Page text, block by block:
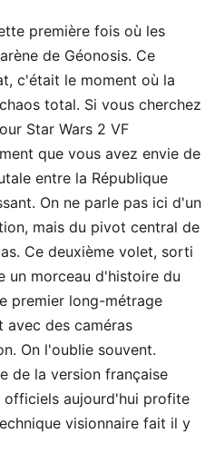
première fois où les
de Géonosis. Ce
c'était le moment où la
total. Si vous cherchez
Star Wars 2 VF
que vous avez envie de
entre la République
On ne parle pas ici d'un
mais du pivot central de
Ce deuxième volet, sorti
un morceau d'histoire du
premier long-métrage
avec des caméras
On l'oublie souvent.
de la version française
officiels aujourd'hui profite
visionnaire fait il y